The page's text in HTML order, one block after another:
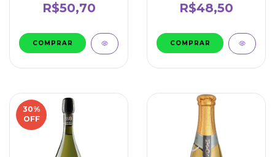
R$50,70 R$48,50
30%
OFF